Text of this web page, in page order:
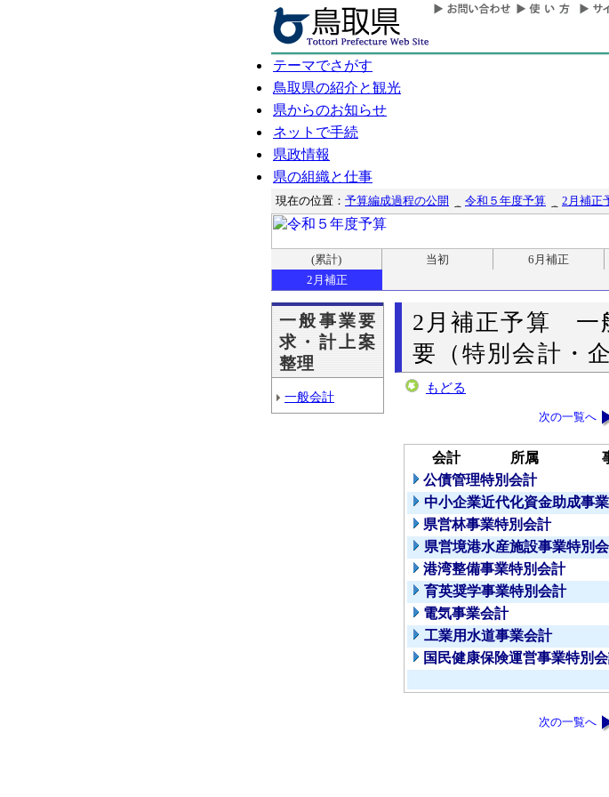
テーマでさがす
鳥取県の紹介と観光
県からのお知らせ
ネットで手続
県政情報
県の組織と仕事
現在の位置： 予算編成過程の公開 令和５年度予算 2月補正
(累計) 当初 6月補正
2月補正
一般事業要
求・計上案
整理
一般会計
2月補正予算 一
要（特別会計・
もどる
次の一覧へ
会計 所属
公債管理特別会計
中小企業近代化資金助成事
県営林事業特別会計
県営境港水産施設事業特別
港湾整備事業特別会計
育英奨学事業特別会計
電気事業会計
工業用水道事業会計
国民健康保険運営事業特別
次の一覧へ